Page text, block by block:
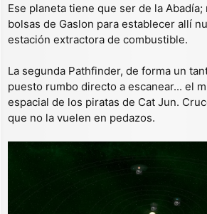
Ese planeta tiene que ser de la
bolsas de Gaslon para establecer allí
estación extractora de combustible.
La segunda Pathfinder, de forma un
puesto rumbo directo a escanear... el
espacial de los piratas de Cat Jun.
que no la vuelen en pedazos.